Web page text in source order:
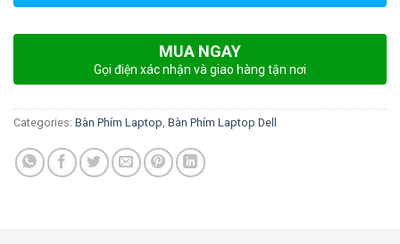
MUA NGAY
Gọi điện xác nhận và giao hàng tận nơi
Categories: Bàn Phím Laptop Bàn Phím Laptop Dell